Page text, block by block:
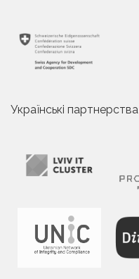
Українські партнерства